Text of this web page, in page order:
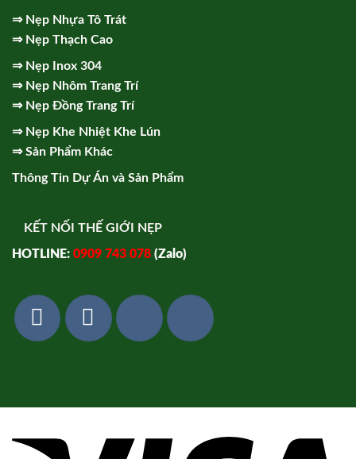
⇒ Nẹp Nhựa Tô Trát
⇒ Nẹp Thạch Cao
⇒ Nẹp Inox 304
⇒ Nẹp Nhôm Trang Trí
⇒ Nẹp Đồng Trang Trí
⇒ Nẹp Khe Nhiệt Khe Lún
⇒Sản Phẩm Khác
Thông Tin Dự Án và Sản Phẩm
KẾT NỐI THẾ GIỚI NẸP
HOTLINE: 0909 743 078 (Zalo)